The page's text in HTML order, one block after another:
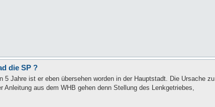
die SP ?
Jahre ist er eben übersehen worden in der Hauptstadt. Die Ursache zu
aus dem WHB gehen denn Stellung des Lenkgetriebes,